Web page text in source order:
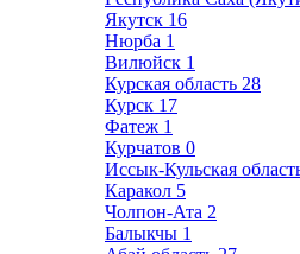
Якутск 16
Нюрба 1
Вилюйск 1
Курская область 28
Курск 17
Фатеж 1
Курчатов 0
Иссык-Кульская
Каракол 5
Чолпон-Ата 2
Балыкчы 1